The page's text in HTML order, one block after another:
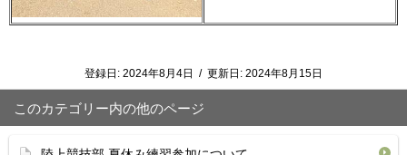
登録日: 2024年8月4日 / 更新日: 2024年8月15日
このカテゴリー内の他のページ